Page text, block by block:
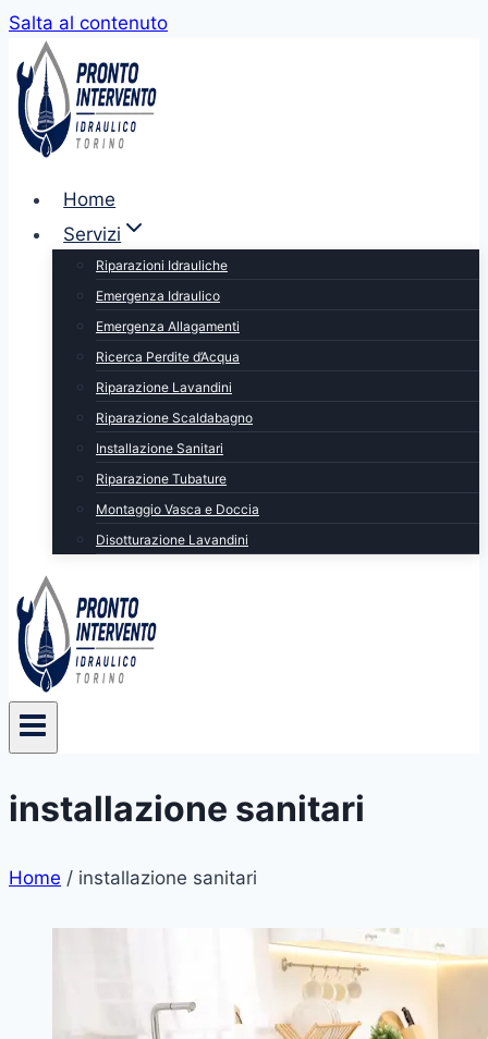
Salta al contenuto
Home
Servizi
Riparazioni Idrauliche
Emergenza Idraulico
Emergenza Allagamenti
Ricerca Perdite d’Acqua
Riparazione Lavandini
Riparazione Scaldabagno
Installazione Sanitari
Riparazione Tubature
Montaggio Vasca e Doccia
Disotturazione Lavandini
installazione sanitari
Home / installazione sanitari